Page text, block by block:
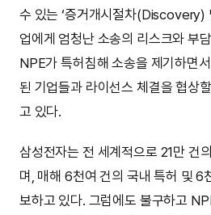
수 있는 ‘증거개시절차(Discovery)
업에게 엄청난 소송의 리스크와 부
NPE가 특허침해 소송을 제기하면
된 기업들과 라이선스 체결을 협상
고 있다.
삼성전자는 전 세계적으로 21만 건
며, 매해 6천여 건의 국내 특허 및 6
보하고 있다. 그럼에도 불구하고